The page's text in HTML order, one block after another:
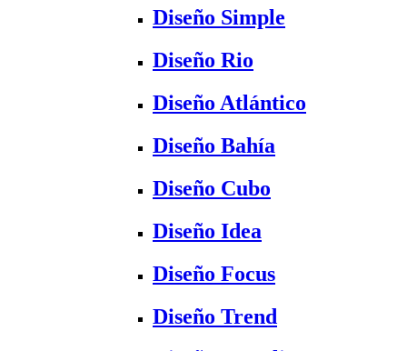
Diseño Simple
Diseño Rio
Diseño Atlántico
Diseño Bahía
Diseño Cubo
Diseño Idea
Diseño Focus
Diseño Trend